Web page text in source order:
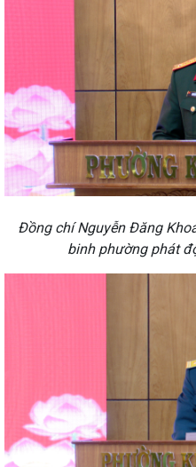
Đồng chí Nguyễn Đăng
binh phường phát